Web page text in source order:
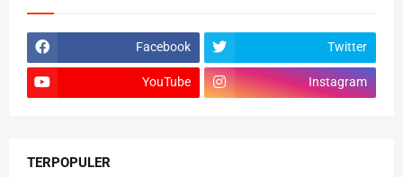
Facebook Twitter
YouTube Instagram
TERPOPULER